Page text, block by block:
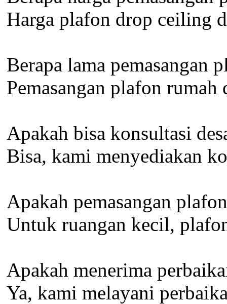
Harga plafon drop ceiling
Berapa lama pemasangan
Pemasangan plafon
Apakah bisa konsultasi
Bisa, kami menyediakan
Apakah pemasangan
Untuk ruangan kecil,
Apakah menerima
Ya, kami melayani